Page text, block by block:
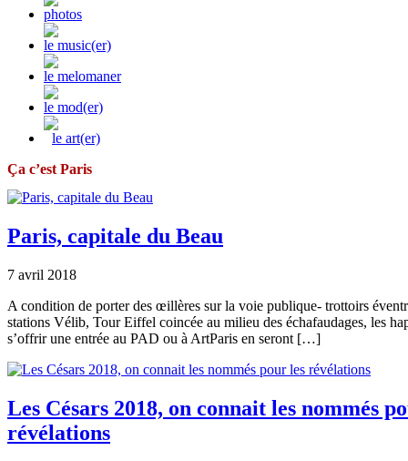
photos
le music(er)
le melomaner
le mod(er)
le art(er)
Ça c’est Paris
Paris, capitale du Beau
7 avril 2018
A condition de porter des œillères sur la voie publique- trottoirs
stations Vélib, Tour Eiffel coincée au milieu des échafaudages, les
s’offrir une entrée au PAD ou à ArtParis en seront […]
Les Césars 2018, on connait les nommés
révélations